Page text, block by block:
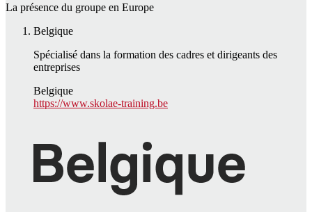
La présence du groupe en Europe
Belgique
Spécialisé dans la formation des cadres et dirigeants des
entreprises
Belgique
https://www.skolae-training.be